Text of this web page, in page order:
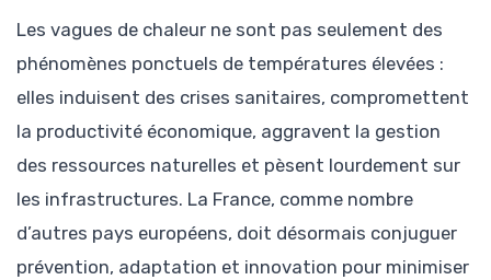
Les vagues de chaleur ne sont pas seulement des
phénomènes ponctuels de températures élevées :
elles induisent des crises sanitaires, compromettent
la productivité économique, aggravent la gestion
des ressources naturelles et pèsent lourdement sur
les infrastructures. La France, comme nombre
d’autres pays européens, doit désormais conjuguer
prévention, adaptation et innovation pour minimiser